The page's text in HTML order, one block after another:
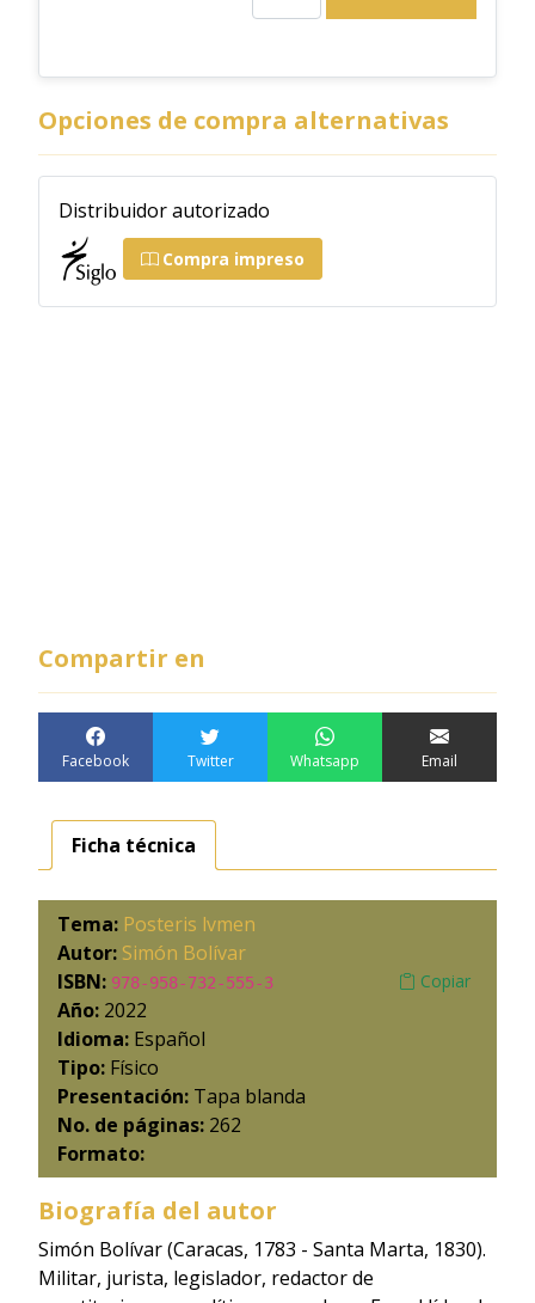
Opciones de compra alternativas
Distribuidor autorizado
Compra impreso
Compartir en
Facebook Twitter Whatsapp Email
Ficha técnica
Tema: Posteris lvmen
Autor: Simón Bolívar
ISBN: 978-958-732-555-3 Copiar
Año: 2022
Idioma: Español
Tipo: Físico
Presentación: Tapa blanda
No. de páginas: 262
Formato:
Biografía del autor
Simón Bolívar (Caracas, 1783 - Santa Marta, 1830).
Militar, jurista, legislador, redactor de